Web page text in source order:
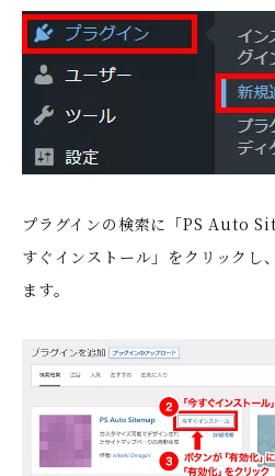
プラグインの検索に「PS Auto
すぐインストール」をクリックし
ます。